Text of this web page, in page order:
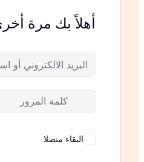
أهلاً بك مرة
البقاء متصلا